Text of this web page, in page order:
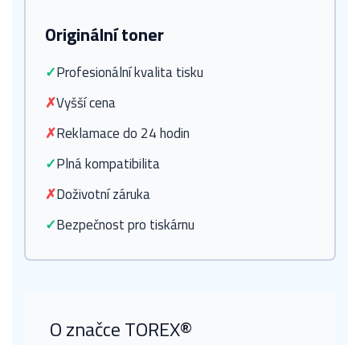
Originální toner
✓Profesionální kvalita tisku
✗Vyšší cena
✗Reklamace do 24 hodin
✓Plná kompatibilita
✗Doživotní záruka
✓Bezpečnost pro tiskárnu
O značce TOREX®